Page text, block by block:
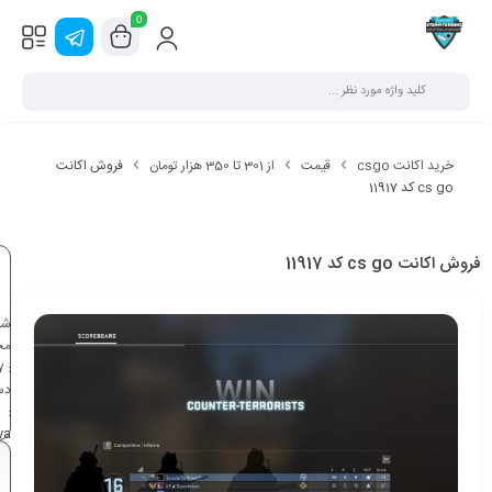
0
خرید اکانت csgo قیمت از 301 تا 350 هزار تومان
فروش اکانت
cs go کد 11917
فروش اکانت cs go کد 11917
:
:
2